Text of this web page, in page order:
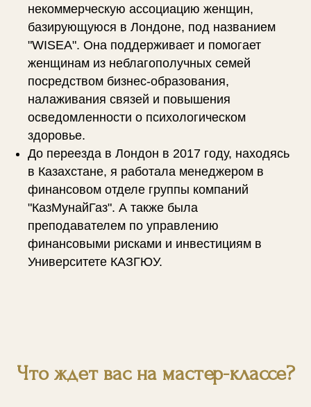
некоммерческую ассоциацию женщин,
базирующуюся в Лондоне, под названием
"WISEA". Она поддерживает и помогает
женщинам из неблагополучных семей
посредством бизнес-образования,
налаживания связей и повышения
осведомленности о психологическом
здоровье.
До переезда в Лондон в 2017 году, находясь
в Казахстане, я работала менеджером в
финансовом отделе группы компаний
"КазМунайГаз". А также была
преподавателем по управлению
финансовыми рисками и инвестициям в
Университете КАЗГЮУ.
Что ждет вас на мастер-классе?